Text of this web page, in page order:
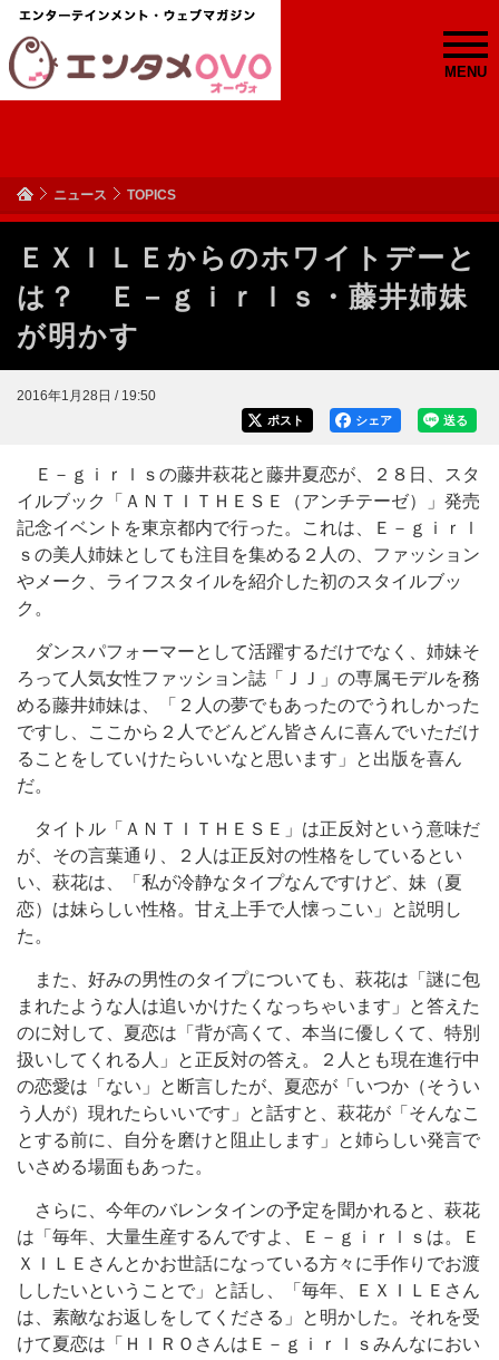
MENU
ニュース TOPICS
ＥＸＩＬＥからのホワイトデーと
は？ Ｅ－ｇｉｒｌｓ・藤井姉妹
が明かす
2016年1月28日 / 19:50
送る
シェア
ポスト
Ｅ－ｇｉｒｌｓの藤井萩花と藤井夏恋が、２８日、スタ
イルブック「ＡＮＴＩＴＨＥＳＥ（アンチテーゼ）」発売
記念イベントを東京都内で行った。これは、Ｅ－ｇｉｒｌ
ｓの美人姉妹としても注目を集める２人の、ファッション
やメーク、ライフスタイルを紹介した初のスタイルブッ
ク。
ダンスパフォーマーとして活躍するだけでなく、姉妹そ
ろって人気女性ファッション誌「ＪＪ」の専属モデルを務
める藤井姉妹は、「２人の夢でもあったのでうれしかった
ですし、ここから２人でどんどん皆さんに喜んでいただけ
ることをしていけたらいいなと思います」と出版を喜ん
だ。
タイトル「ＡＮＴＩＴＨＥＳＥ」は正反対という意味だ
が、その言葉通り、２人は正反対の性格をしているとい
い、萩花は、「私が冷静なタイプなんですけど、妹（夏
恋）は妹らしい性格。甘え上手で人懐っこい」と説明し
た。
また、好みの男性のタイプについても、萩花は「謎に包
まれたような人は追いかけたくなっちゃいます」と答えた
のに対して、夏恋は「背が高くて、本当に優しくて、特別
扱いしてくれる人」と正反対の答え。２人とも現在進行中
の恋愛は「ない」と断言したが、夏恋が「いつか（そうい
う人が）現れたらいいです」と話すと、萩花が「そんなこ
とする前に、自分を磨けと阻止します」と姉らしい発言で
いさめる場面もあった。
さらに、今年のバレンタインの予定を聞かれると、萩花
は「毎年、大量生産するんですよ、Ｅ－ｇｉｒｌｓは。Ｅ
ＸＩＬＥさんとかお世話になっている方々に手作りでお渡
ししたいということで」と話し、「毎年、ＥＸＩＬＥさん
は、素敵なお返しをしてくださる」と明かした。それを受
けて夏恋は「ＨＩＲＯさんはＥ－ｇｉｒｌｓみんなにおい